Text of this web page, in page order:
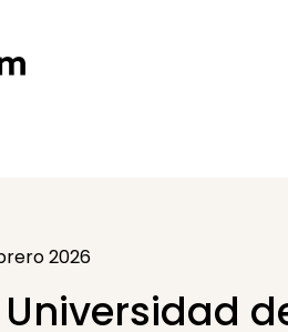
2026
Universidad